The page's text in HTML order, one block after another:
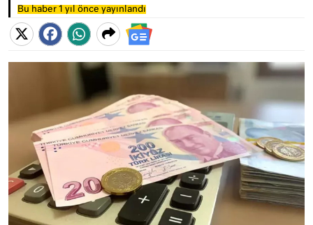
Bu haber 1 yıl önce yayınlandı